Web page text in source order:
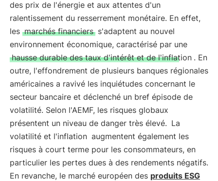
des prix de l'énergie et aux attentes d'un
ralentissement du resserrement monétaire. En effet,
les marchés financiers s'adaptent au nouvel
environnement économique, caractérisé par une
hausse durable des taux d'intérêt et de l'inflation . En
outre, l'effondrement de plusieurs banques régionales
américaines a ravivé les inquiétudes concernant le
secteur bancaire et déclenché un bref épisode de
volatilité. Selon l'AEMF, les risques globaux
présentent un niveau de danger très élevé. La
volatilité et l'inflation augmentent également les
risques à court terme pour les consommateurs, en
particulier les pertes dues à des rendements négatifs.
En revanche, le marché européen des produits ESG